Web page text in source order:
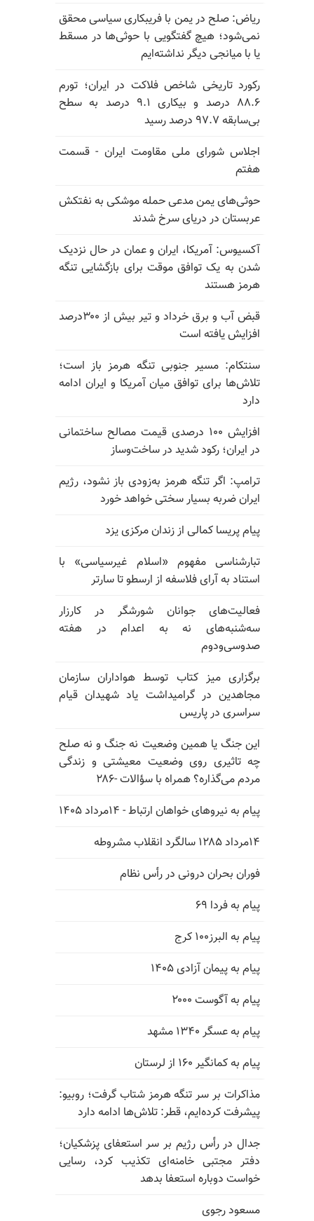
ریاض: صلح در یمن با فریبکاری سیاسی محقق
نمی‌شود؛ هیچ گفتگویی با حوثی‌ها در مسقط
یا با میانجی دیگر نداشته‌ایم
رکورد تاریخی شاخص فلاکت در ایران؛ تورم
۸۸.۶ درصد و بیکاری ۹.۱ درصد به سطح
بی‌سابقه ۹۷.۷ درصد رسید
اجلاس شورای ملی مقاومت ایران - قسمت
هفتم
حوثی‌های یمن مدعی حمله موشکی به نفتکش
عربستان در دریای سرخ شدند
آکسیوس: آمریکا، ایران و عمان در حال نزدیک
شدن به یک توافق موقت برای بازگشایی تنگه
هرمز هستند
قبض آب و برق خرداد و تیر بیش از ۳۰۰درصد
افزایش یافته است
سنتکام: مسیر جنوبی تنگه هرمز باز است؛
تلاش‌ها برای توافق میان آمریکا و ایران ادامه
دارد
افزایش ۱۰۰ درصدی قیمت مصالح ساختمانی
در ایران؛ رکود شدید در ساخت‌وساز
ترامپ: اگر تنگه هرمز به‌زودی باز نشود، رژیم
ایران ضربه بسیار سختی خواهد خورد
پیام پریسا کمالی از زندان مرکزی یزد
تبارشناسی مفهوم «اسلام غیرسیاسی» با
استناد به آرای فلاسفه از ارسطو تا سارتر
فعالیت‌های جوانان شورشگر در کارزار
سه‌شنبه‌های نه به اعدام در هفته
صدوسی‌و‌دوم
برگزاری میز کتاب توسط هواداران سازمان
مجاهدین در گرامیداشت یاد شهیدان قیام
سراسری در پاریس
این جنگ یا همین وضعیت نه جنگ و نه صلح
چه تاثیری روی وضعیت معیشتی و زندگی
مردم می‌گذاره؟ همراه با سؤالات -۲۸۶
پیام به نیروهای خواهان ارتباط - ۱۴مرداد ۱۴۰۵
۱۴مرداد ۱۲۸۵ سالگرد انقلاب مشروطه
فوران بحران درونی در رأس نظام
پیام به فردا ۶۹
پیام به البرز۱۰۰ کرج
پیام به پیمان آزادی ۱۴۰۵
پیام به آگوست ۲۰۰۰
پیام به عسگر ۱۳۴۰ مشهد
پیام به کمانگیر ۱۶۰ از لرستان
مذاکرات بر سر تنگه هرمز شتاب گرفت؛ روبیو:
پیشرفت کرده‌ایم، قطر: تلاش‌ها ادامه دارد
جدال در رأس رژیم بر سر استعفای پزشکیان؛
دفتر مجتبی خامنه‌ای تکذیب کرد، رسایی
خواست دوباره استعفا بدهد
مسعود رجوی